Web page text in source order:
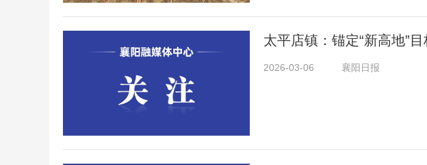
太平店镇：锚定“新高地”
2026-03-06 襄阳日报